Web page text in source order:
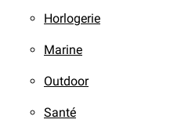
Horlogerie
Marine
Outdoor
Santé